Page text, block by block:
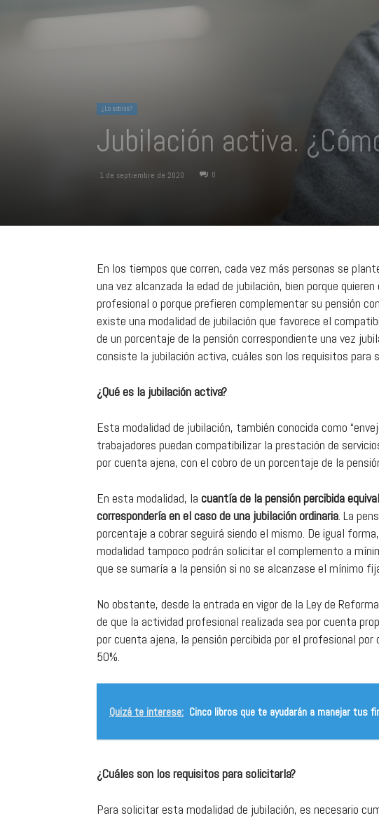
¿Lo sabías?
Jubilación activa.
1 de septiembre de 2020 0
En los tiempos que corren, cada vez más personas se
una vez alcanzada la edad de jubilación, bien porque
profesional o porque prefieren complementar su pensión
existe una modalidad de jubilación que favorece el
de un porcentaje de la pensión correspondiente una vez
consiste la jubilación activa, cuáles son los requisitos para
¿Qué es la jubilación activa?
Esta modalidad de jubilación, también conocida como
trabajadores puedan compatibilizar la prestación de
por cuenta ajena, con el cobro de un porcentaje de la
En esta modalidad, la cuantía de la pensión percibida
correspondería en el caso de una jubilación ordinaria. La
porcentaje a cobrar seguirá siendo el mismo. De igual
modalidad tampoco podrán solicitar el complemento a
que se sumaría a la pensión si no se alcanzase el mínimo
No obstante, desde la entrada en vigor de la Ley de
de que la actividad profesional realizada sea por cuenta
por cuenta ajena, la pensión percibida por el profesional
50%.
Quizá te interese: Cinco libros que te ayudarán a manejar tus
¿Cuáles son los requisitos para solicitarla?
Para solicitar esta modalidad de jubilación, es necesario